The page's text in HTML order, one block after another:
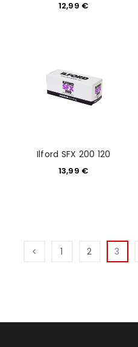
12,99 €
Ilford SFX 200 120
13,99 €
1 2 3